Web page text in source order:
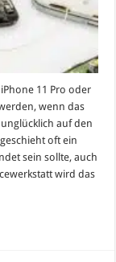
11 Pro oder
wenn das
auf den
oft ein
sein sollte, auch
wird das